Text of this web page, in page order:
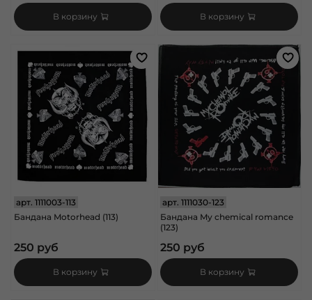
В корзину В корзину
арт. 1111003-113
Бандана Motorhead (113)
250 руб
В корзину
арт.1111030-123
Бандана My chemical romance
(123)
250 руб
В корзину